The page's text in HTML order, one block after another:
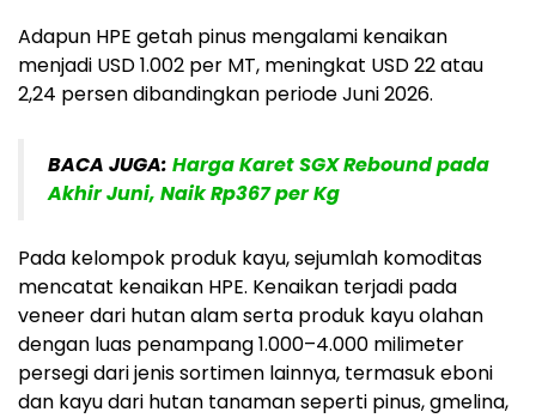
Adapun HPE getah pinus mengalami kenaikan
menjadi USD 1.002 per MT, meningkat USD 22 atau
2,24 persen dibandingkan periode Juni 2026.
BACA JUGA: Harga Karet SGX Rebound pada
Akhir Juni, Naik Rp367 per Kg
Pada kelompok produk kayu, sejumlah komoditas
mencatat kenaikan HPE. Kenaikan terjadi pada
veneer dari hutan alam serta produk kayu olahan
dengan luas penampang 1.000–4.000 milimeter
persegi dari jenis sortimen lainnya, termasuk eboni
dan kayu dari hutan tanaman seperti pinus, gmelina,